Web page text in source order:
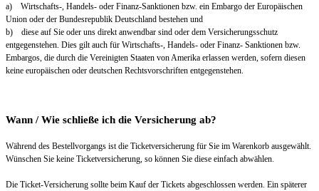
a) Wirtschafts-, Handels- oder Finanz-Sanktionen bzw. ein Embargo der Europäischen
Union oder der Bundesrepublik Deutschland bestehen und
b) diese auf Sie oder uns direkt anwendbar sind oder dem Versicherungsschutz
entgegenstehen. Dies gilt auch für Wirtschafts-, Handels- oder Finanz- Sanktionen bzw.
Embargos, die durch die Vereinigten Staaten von Amerika erlassen werden, sofern diesen
keine europäischen oder deutschen Rechtsvorschriften entgegenstehen.
Wann / Wie schließe ich die Versicherung ab?
Während des Bestellvorgangs ist die Ticketversicherung für Sie im Warenkorb ausgewählt.
Wünschen Sie keine Ticketversicherung, so können Sie diese einfach abwählen.
Die Ticket-Versicherung sollte beim Kauf der Tickets abgeschlossen werden. Ein späterer